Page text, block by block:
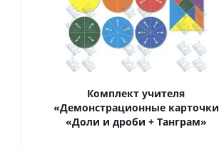
Комплект учителя
«Демонстрационные карточки
«Доли и дроби + Танграм»